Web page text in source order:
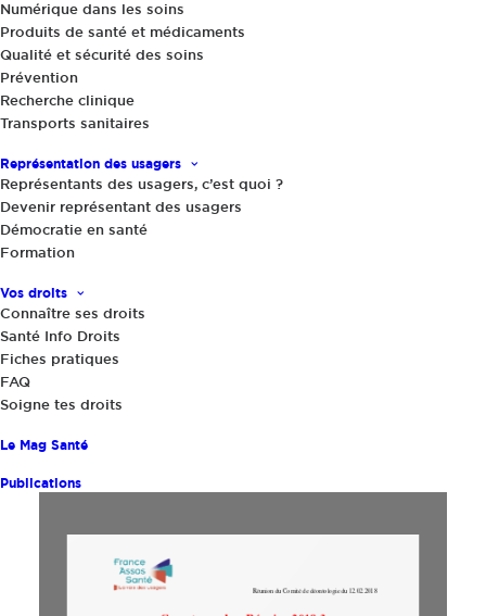
Numérique dans les soins
Produits de santé et médicaments
Qualité et sécurité des soins
Prévention
Recherche clinique
Transports sanitaires
Représentation des usagers
Représentants des usagers, c’est quoi ?
Devenir représentant des usagers
Démocratie en santé
Formation
Vos droits
Connaître ses droits
Santé Info Droits
Fiches pratiques
FAQ
Soigne tes droits
Le Mag Santé
Publications
Compte-rendu de la
réunion du Comité
de déontologie du
12/02/2018
Compte-rendu de la réunion 2018-3 du Comité
de déontologie de l’Union nationale des
associations agréées d’usagers du système de